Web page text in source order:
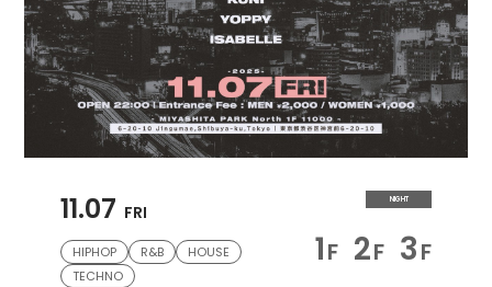
11.07 FRI
NIGHT
HIPHOP R&B
HOUSE
TECHNO
1F 2F 3F